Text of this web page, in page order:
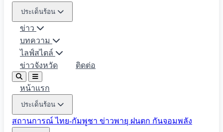
ประเด็นร้อน
ข่าว
บทความ
ไลฟ์สไตล์
ข่าวจังหวัด
ติดต่อ
หน้าแรก
ประเด็นร้อน
สถานการณ์ ไทย-กัมพูชา ข่าวพายุ ฝนตก กันจอมพลัง